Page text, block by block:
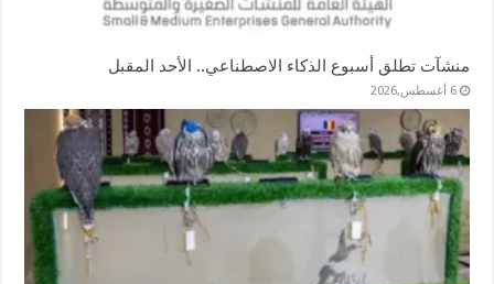
منشآت تطلق أسبوع الذكاء الاصطناعي.. الأحد المقبل
6 أغسطس,2026